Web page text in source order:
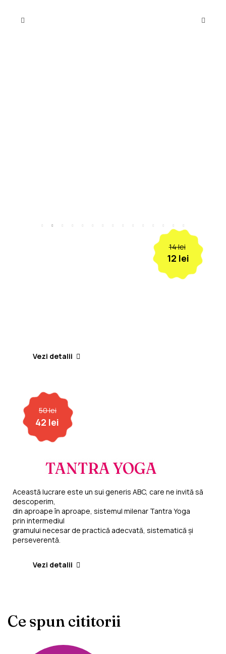
14 lei
12 lei
Vezi detalii
50 lei
42 lei
TANTRA YOGA
Această lucrare este un sui generis ABC, care ne invită să
descoperim,
din aproape în aproape, sistemul milenar Tantra Yoga
prin intermediul
gramului necesar de practică adecvată, sistematică şi
perseverentă.
Vezi detalii
Ce spun cititorii